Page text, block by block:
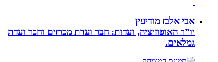
אבי אלבז מודיעין
יו”ר האופוזיציה, ועדות: חבר ועדת מכרזים וחבר ועדת
גמלאים.